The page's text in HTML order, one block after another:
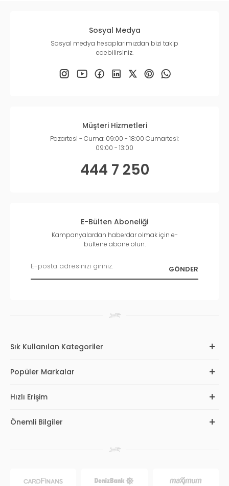
Sosyal Medya
Sosyal medya hesaplarımızdan bizi takip
edebilirsiniz.
Müşteri Hizmetleri
Pazartesi - Cuma: 09:00 - 18:00 Cumartesi:
09:00 - 13:00
444 7 250
E-Bülten Aboneliği
Kampanyalardan haberdar olmak için e-
bültene abone olun.
Sık Kullanılan Kategoriler
Popüler Markalar
Hızlı Erişim
Önemli Bilgiler